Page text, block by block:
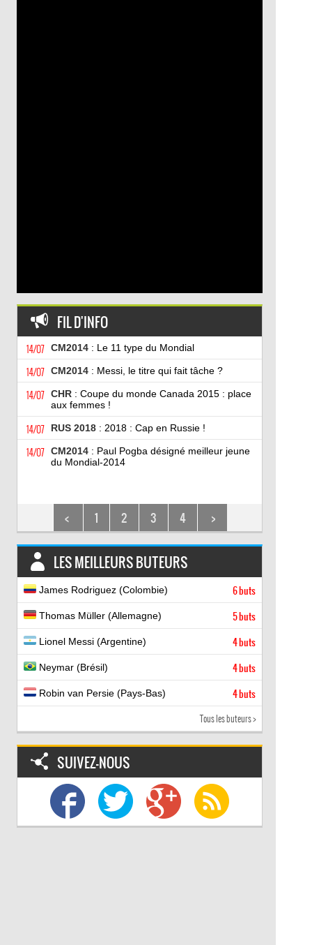
FIL D'INFO
14/07 CM2014: Le 11 type du Mondial
14/07 CM2014: Messi, le titre qui fait tâche ?
14/07 CHR: Coupe du monde Canada 2015 : place
aux femmes !
14/07 RUS 2018: 2018 : Cap en Russie !
14/07 CM2014: Paul Pogba désigné meilleur jeune
du Mondial-2014
< 1 2 3 4 >
LES MEILLEURS BUTEURS
James Rodriguez (Colombie) 6 buts
Thomas Müller (Allemagne) 5 buts
Lionel Messi (Argentine) 4 buts
Neymar (Brésil) 4 buts
Robin van Persie (Pays-Bas) 4 buts
Tous les buteurs >
SUIVEZ-NOUS